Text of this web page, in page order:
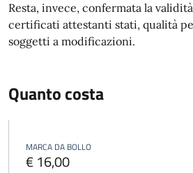
Resta, invece, confermata la
certificati attestanti stati, qualità
soggetti a modificazioni.
Quanto costa
MARCA DA BOLLO
€ 16,00